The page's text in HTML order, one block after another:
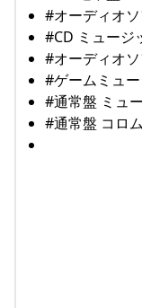
#オーディオ
#CD ミュージ
#オーディオ
#ゲームミュ
#通常盤 ミュ
#通常盤 コロ